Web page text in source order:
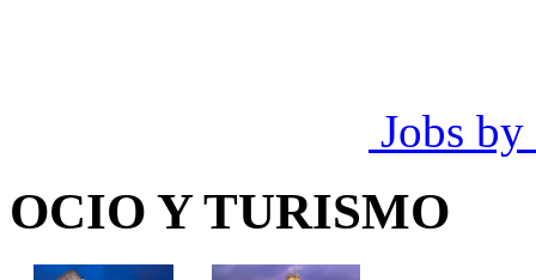
Jobs by
OCIO Y TURISMO